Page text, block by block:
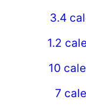
3.4
1.2
10
7